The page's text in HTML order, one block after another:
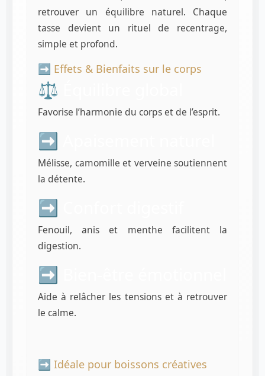
retrouver un équilibre naturel. Chaque
tasse devient un rituel de recentrage,
simple et profond.
➡️ Effets & Bienfaits sur le corps
⚖️ Équilibre global
Favorise l’harmonie du corps et de l’esprit.
➡️ Apaisement naturel
Mélisse, camomille et verveine soutiennent
la détente.
➡️ Confort digestif
Fenouil, anis et menthe facilitent la
digestion.
➡️ Bien-être émotionnel
Aide à relâcher les tensions et à retrouver
le calme.
➡️ Idéale pour boissons créatives